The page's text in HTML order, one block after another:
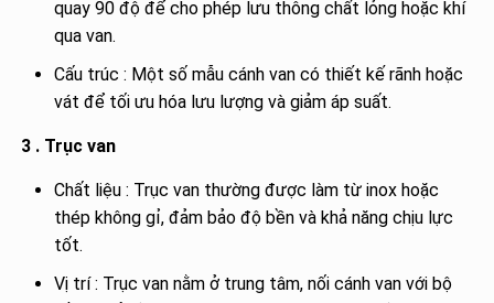
quay 90 độ để cho phép lưu thông chất lỏng hoặc khí
qua van.
Cấu trúc : Một số mẫu cánh van có thiết kế rãnh hoặc
vát để tối ưu hóa lưu lượng và giảm áp suất.
3 . Trục van
Chất liệu : Trục van thường được làm từ inox hoặc
thép không gỉ, đảm bảo độ bền và khả năng chịu lực
tốt.
Vị trí : Trục van nằm ở trung tâm, nối cánh van với bộ